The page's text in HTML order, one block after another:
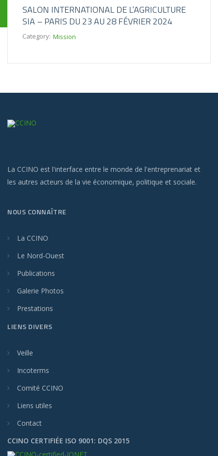
SALON INTERNATIONAL DE L’AGRICULTURE
SIA – PARIS DU 23 AU 28 FÉVRIER 2024
Category: Mission
La CCINO est l'interface entre le monde de l'entreprenariat et
les autres acteurs de la vie économique, politique et sociale.
NOUS CONNAÎTRE
La CCINO
Le Nord-Ouest
Publications
Galerie Photos
Prestations
LIENS DIVERS
Veille
Incoterms
Comité CCINO
Liens utiles
Contact
CCINO CERTIFIÉE ISO 9001: DQS 2015